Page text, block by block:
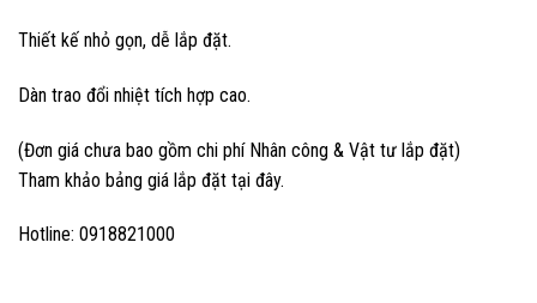
Thiết kế nhỏ gọn, dễ lắp đặt.
Dàn trao đổi nhiệt tích hợp cao.
(Đơn giá chưa bao gồm chi phí Nhân công & Vật tư lắp đặt)
Tham khảo bảng giá lắp đặt tại đây.
Hotline: 0918821000